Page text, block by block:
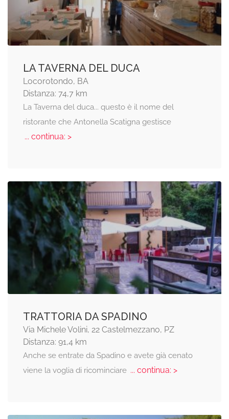
LA TAVERNA DEL DUCA
Locorotondo, BA
Distanza: 74,7 km
La Taverna del duca... questo è il nome del
ristorante che Antonella Scatigna gestisce
... continua: >
TRATTORIA DA SPADINO
Via Michele Volini, 22 Castelmezzano, PZ
Distanza: 91,4 km
Anche se entrate da Spadino e avete già cenato
viene la voglia di ricominciare... continua: >